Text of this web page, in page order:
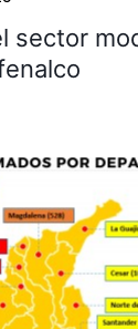
sector